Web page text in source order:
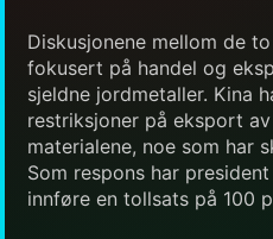
Diskusjonene mellom de
fokusert på handel og
sjeldne jordmetaller. Kina
restriksjoner på eksport
materialene, noe som har
Som respons har
innføre en tollsats på 100